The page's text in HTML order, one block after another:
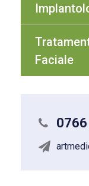
Faciale